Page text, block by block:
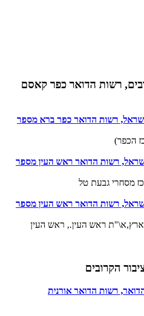
רשות הדואר כפר קאסם
רשות הדואר כפר ברא מספר
הכפר)
רשות הדואר ראש העין מספר
רשות הדואר ראש העין מספר
ראש העין., ראש העין
הקרובים
רשות הדואר אורנית